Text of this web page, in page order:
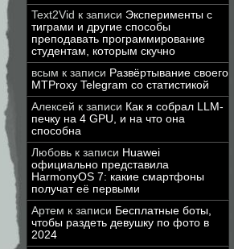
Text2Vid к записи Эксперименты с
тиграми и другие способы
преподавать программирование
студентам, которым скучно
всым к записи Развёртывание своего
MTProxy Telegram со статистикой
Алексей к записи Как я собрал LLM-
печку на 4 GPU, и на что она
способна
Любовь к записи Huawei
официально представила
HarmonyOS 7: какие смартфоны
получат её первыми
Артем к записи Бесплатные боты,
чтобы раздеть девушку по фото в
2024